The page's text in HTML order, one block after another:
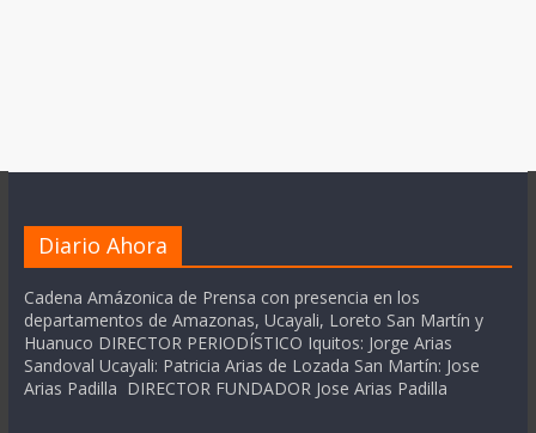
Diario Ahora
Cadena Amázonica de Prensa con presencia en los
departamentos de Amazonas, Ucayali, Loreto San Martín y
Huanuco DIRECTOR PERIODÍSTICO Iquitos: Jorge Arias
Sandoval Ucayali: Patricia Arias de Lozada San Martín: Jose
Arias Padilla DIRECTOR FUNDADOR Jose Arias Padilla